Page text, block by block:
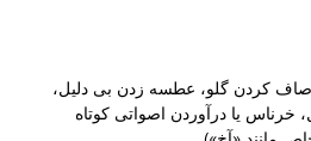
کردن گلو، عطسه زدن بی دلیل،
یا درآوردن اصواتی کوتاه